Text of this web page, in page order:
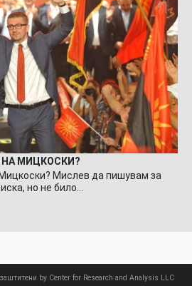
НА МИЦКОСКИ?
Мислев да пишувам за
но не било…
заштитени by Center for Research and Analysis LLC